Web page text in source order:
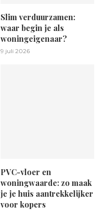
Slim verduurzamen:
waar begin je als
woningeigenaar?
9 juli 2026
PVC-vloer en
woningwaarde: zo maak
je je huis aantrekkelijker
voor kopers